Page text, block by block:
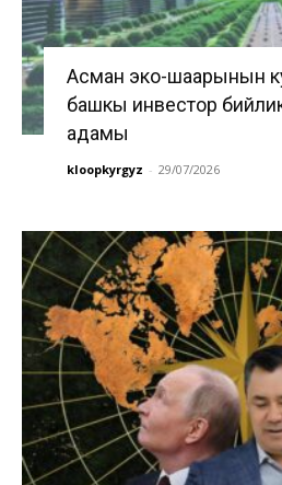
Асман эко-шаарынын
башкы инвестор
адамы
kloopkyrgyz - 29/07/2026